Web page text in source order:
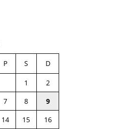
P S D
1
2
7 8
9
14 15
16